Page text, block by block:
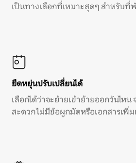
เป็นทางเลือกที่เหมาะสุดๆ สำหรับที่
ยืดหยุ่นปรับเปลี่ยนได้
เลือกได้ว่าจะย้ายเข้าย้ายออกวันไห
สะดวก ไม่มีข้อผูกมัดหรือเอกสารเพิ่